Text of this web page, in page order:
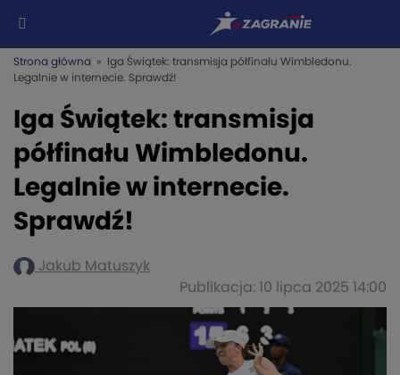
Strona główna » Iga Świątek: transmisja półfinału Wimbledonu.
Legalnie w internecie. Sprawdź!
Iga Świątek: transmisja
półfinału Wimbledonu.
Legalnie w internecie.
Sprawdź!
Jakub Matuszyk
Publikacja: 10 lipca 2025 14:00